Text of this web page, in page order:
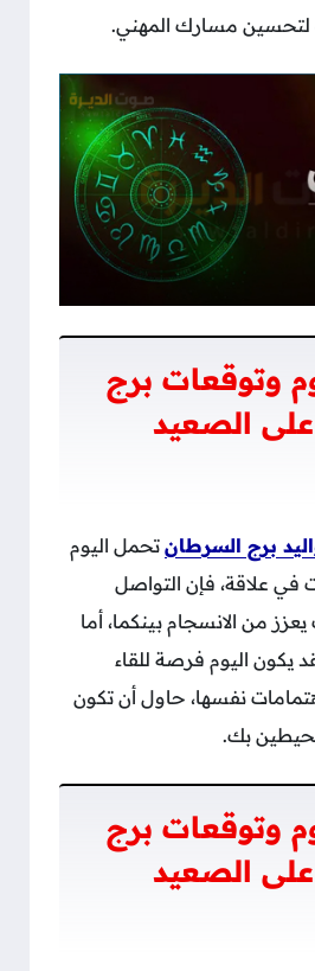
لتحسين مسارك المهني.
وتوقعات برج
الصعيد
برج السرطان تحمل اليوم
في علاقة، فإن التواصل
من الانسجام بينكما، أما
يكون اليوم فرصة للقاء
نفسها، حاول أن تكون
بك.
وتوقعات برج
الصعيد